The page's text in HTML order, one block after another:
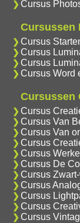
Cursus
Cursussen
Cursus
Cursus
Cursus
Cursus Word
Cursussen
Cursus
Cursus Van
Cursus Van
Cursus
Cursus
Cursus De
Cursus
Cursus
Cursus
Cursus
Cursus